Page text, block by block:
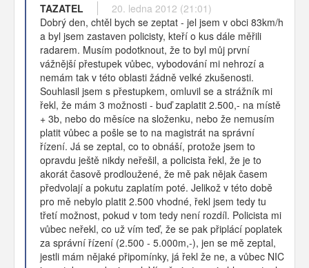
TAZATEL
20. ledna 2012 (21:01)
Dobrý den, chtěl bych se zeptat - jel jsem v obci 83km/h
a byl jsem zastaven policisty, kteří o kus dále měřili
radarem. Musím podotknout, že to byl můj první
vážnější přestupek vůbec, vybodování mi nehrozí a
nemám tak v této oblasti žádně velké zkušenosti.
Souhlasil jsem s přestupkem, omluvil se a strážník mi
řekl, že mám 3 možnosti - buď zaplatit 2.500,- na místě
+ 3b, nebo do měsíce na složenku, nebo že nemusím
platit vůbec a pošle se to na magistrát na správní
řízení. Já se zeptal, co to obnáší, protože jsem to
opravdu ještě nikdy neřešil, a policista řekl, že je to
akorát časově prodloužené, že mě pak nějak časem
předvolají a pokutu zaplatím poté. Jelikož v této době
pro mě nebylo platit 2.500 vhodné, řekl jsem tedy tu
třetí možnost, pokud v tom tedy není rozdíl. Policista mi
vůbec neřekl, co už vím teď, že se pak připlácí poplatek
za správní řízení (2.500 - 5.000m,-), jen se mě zeptal,
jestli mám nějaké připomínky, já řekl že ne, a vůbec NIC